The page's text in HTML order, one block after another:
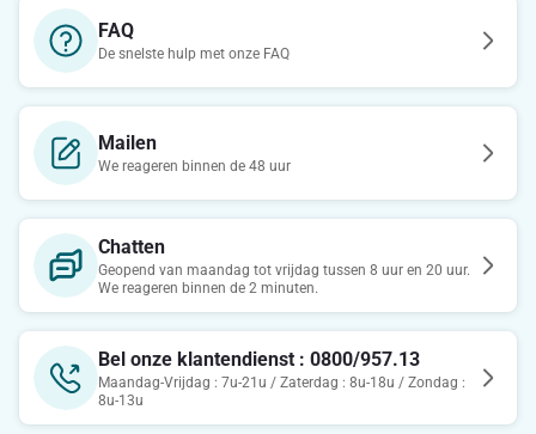
FAQ
De snelste hulp met onze FAQ
Mailen
We reageren binnen de 48 uur
Chatten
Geopend van maandag tot vrijdag tussen 8 uur en 20 uur.
We reageren binnen de 2 minuten.
Bel onze klantendienst : 0800/957.13
Maandag-Vrijdag : 7u-21u / Zaterdag : 8u-18u / Zondag :
8u-13u